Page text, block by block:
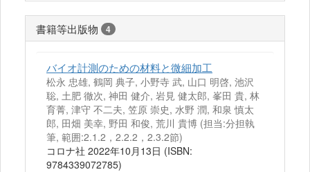
書籍等出版物 4
バイオ計測のための材料と微細加工
松永 忠雄, 鶴岡 典子, 小野寺 武, 山口 明啓, 池沢
聡, 土肥 徹次, 神田 健介, 岩見 健太郎, 峯田 貴, 林
育菁, 津守 不二夫, 笠原 崇史, 水野 潤, 和泉 慎太
郎, 田畑 美幸, 野田 和俊, 荒川 貴博 (担当:分担執
筆, 範囲:2.1.2，2.2.2，2.3.2節)
コロナ社 2022年10月13日 (ISBN:
9784339072785)